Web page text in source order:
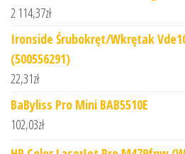
2 114,37zł
Ironside Śrubokręt/Wkrętak
(500556291)
22,31zł
BaByliss Pro Mini BAB5510E
102,03zł